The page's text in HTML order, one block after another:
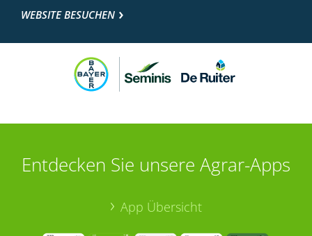
WEBSITE BESUCHEN
Entdecken Sie unsere Agrar-Apps
App Übersicht